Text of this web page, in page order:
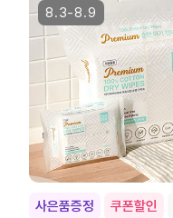
8.3-8.9
사은품증정 쿠폰할인